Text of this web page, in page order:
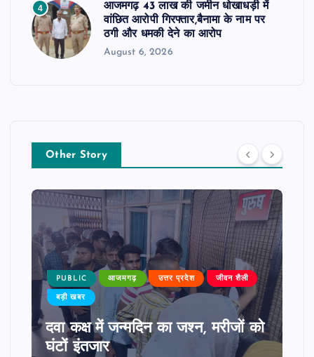
4
आजमगढ़ 43 लाख की जमीन धोखाधड़ी में
वांछित आरोपी गिरफ्तार,बैनामा के नाम पर
ठगी और धमकी देने का आरोप
August 6, 2026
Other Story
PUBLIC आजमगढ़ उत्तर प्रदेश जीवन शैली
बड़ी खबर
दवा कक्ष में जन्मदिन का जश्न, मरीजों को
घंटों इंतजार